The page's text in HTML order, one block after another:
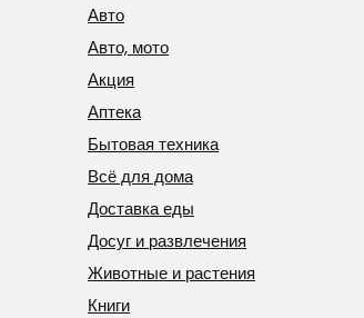
Авто
Авто, мото
Акция
Аптека
Бытовая техника
Всё для дома
Доставка еды
Досуг и развлечения
Животные и растения
Книги